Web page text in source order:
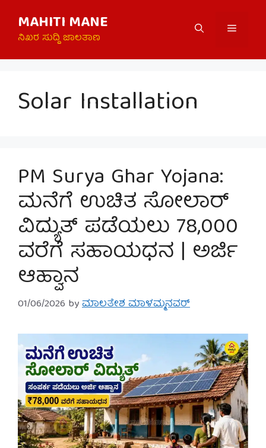
content
MAHITI MANE
ನಿಖರ ಸುದ್ದಿ ಜಾಲತಾಣ
Menu
Solar Installation
PM Surya Ghar Yojana:
ಮನೆಗೆ ಉಚಿತ ಸೋಲಾರ್
ವಿದ್ಯುತ್ ಪಡೆಯಲು 78,000
ವರೆಗೆ ಸಹಾಯಧನ | ಅರ್ಜಿ
ಆಹ್ವಾನ
01/06/2026 byಮಾಲತೇಶ ಮಾಳಮ್ಮನವರ್